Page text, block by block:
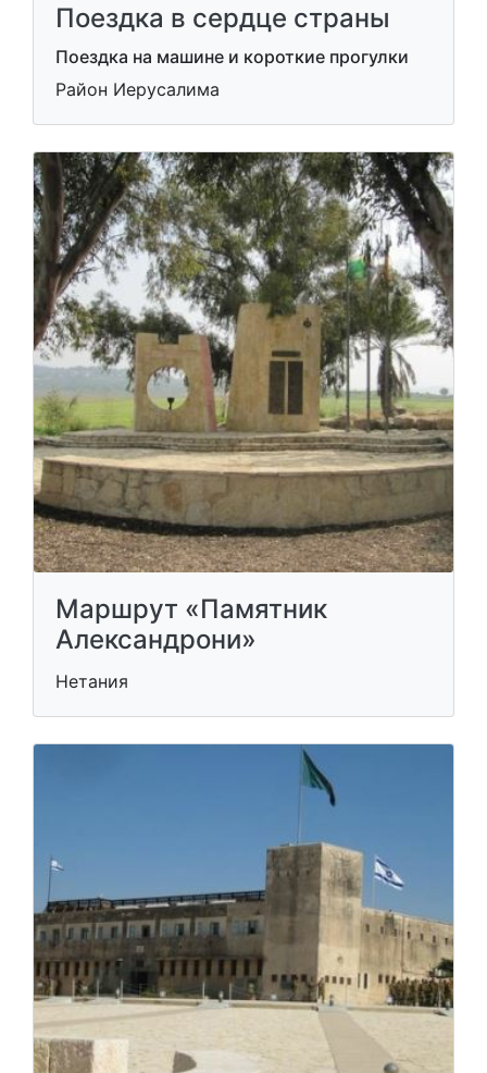
Поездка в сердце страны
Поездка на машине и короткие прогулки
Район Иерусалима
Маршрут «Памятник
Александрони»
Нетания